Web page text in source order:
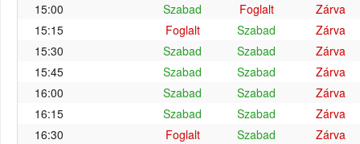
15:00
Szabad Foglalt
Zárva
15:15
Foglalt Szabad
Zárva
15:30
Szabad Szabad
Zárva
15:45
Szabad Szabad
Zárva
16:00
Szabad Szabad
Zárva
16:15
Szabad Szabad
Zárva
16:30
Foglalt Szabad
Zárva